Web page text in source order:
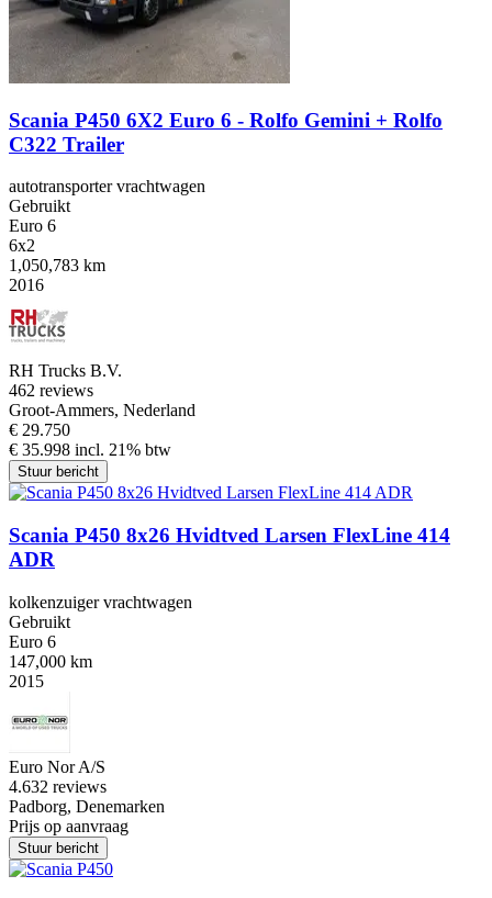
Scania P450 6X2 Euro 6 - Rolfo Gemini + Rolfo
C322 Trailer
autotransporter vrachtwagen
Gebruikt
Euro 6
6x2
1,050,783 km
2016
RH Trucks B.V.
462 reviews
Groot-Ammers, Nederland
€ 29.750
€ 35.998 incl. 21% btw
Stuur bericht
Scania P450 8x26 Hvidtved Larsen FlexLine 414
ADR
kolkenzuiger vrachtwagen
Gebruikt
Euro 6
147,000 km
2015
Euro Nor A/S
4.632 reviews
Padborg, Denemarken
Prijs op aanvraag
Stuur bericht